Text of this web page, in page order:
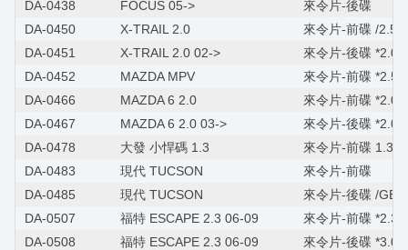
DA-0438
FOCUS 05->
來令片-後碟
DA-0450
X-TRAIL 2.0
來令片-前碟 /2.5
DA-0451
X-TRAIL 2.0 02->
來令片-後碟 *2.0/
DA-0452
MAZDA MPV
來令片-前碟 *2.5/
DA-0466
MAZDA 6 2.0
來令片-前碟 *2.0/
DA-0467
MAZDA 6 2.0 03->
來令片-後碟 *2.0/
DA-0478
大發 小悍碼 1.3
來令片-前碟 1.3/
DA-0483
現代 TUCSON
來令片-前碟
DA-0485
現代 TUCSON
來令片-後碟 /
DA-0507
福特 ESCAPE 2.3 06-09
來令片-前碟 *2.3/
DA-0508
福特 ESCAPE 2.3 06-09
來令片-後碟 *3.0*